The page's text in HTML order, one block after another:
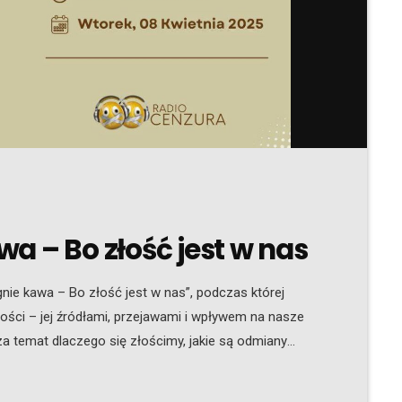
– Bo złość jest w nas
kawa – Bo złość jest w nas”, podczas której
– jej źródłami, przejawami i wpływem na nasze
temat dlaczego się złościmy, jakie są odmiany
się także, jak złość jest postrzegana w